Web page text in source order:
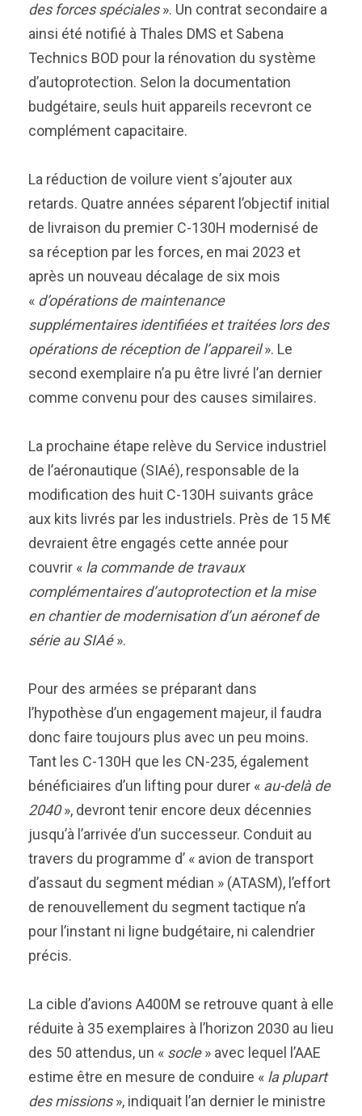
des forces spéciales». Un contrat secondaire a
ainsi été notifié à Thales DMS et Sabena
Technics BOD pour la rénovation du système
d’autoprotection. Selon la documentation
budgétaire, seuls huit appareils recevront ce
complément capacitaire.
La réduction de voilure vient s’ajouter aux
retards. Quatre années séparent l’objectif initial
de livraison du premier C-130H modernisé de
sa réception par les forces, en mai 2023 et
après un nouveau décalage de six mois
« d’opérations de maintenance
supplémentaires identifiées et traitées lors des
opérations de réception de l’appareil». Le
second exemplaire n’a pu être livré l’an dernier
comme convenu pour des causes similaires.
La prochaine étape relève du Service industriel
de l’aéronautique (SIAé), responsable de la
modification des huit C-130H suivants grâce
aux kits livrés par les industriels. Près de 15 M€
devraient être engagés cette année pour
couvrir « la commande de travaux
complémentaires d’autoprotection et la mise
en chantier de modernisation d’un aéronef de
série au SIAé».
Pour des armées se préparant dans
l’hypothèse d’un engagement majeur, il faudra
donc faire toujours plus avec un peu moins.
Tant les C-130H que les CN-235, également
bénéficiaires d’un lifting pour durer « au-delà de
2040», devront tenir encore deux décennies
jusqu’à l’arrivée d’un successeur. Conduit au
travers du programme d’ « avion de transport
d’assaut du segment médian » (ATASM), l’effort
de renouvellement du segment tactique n’a
pour l’instant ni ligne budgétaire, ni calendrier
précis.
La cible d’avions A400M se retrouve quant à elle
réduite à 35 exemplaires à l’horizon 2030 au lieu
des 50 attendus, un « socle» avec lequel l’AAE
estime être en mesure de conduire « la plupart
des missions», indiquait l’an dernier le ministre